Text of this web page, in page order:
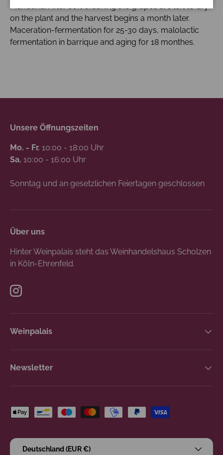
Manduria. After soft crushing the grapes are left to dry
on the plant and the harvest begins a month later.
Maceration-fermentation for 25-30 days, malolactic
fermentation in barrique and aging for 18 monthes.
Unsere Öffnungszeiten
Mo. - Fr. 10:00 - 18:00 Uhr
Sa. 10:00 - 16:00 Uhr
Sonntag und an gesetzlichen Feiertagen geschlossen
Über uns
Hinter Weinpalais steht das Weinhandelshaus Scholzen
in Köln-Ehrenfeld.
Instagram
Weinpalais
Newsletter
Zahlungsmethoden
Land/Region
Deutschland (EUR €)